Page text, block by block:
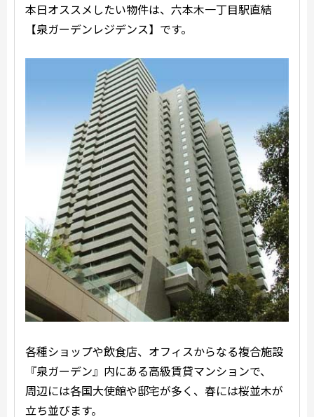
本日オススメしたい物件は、六本木一丁目駅直結
【泉ガーデンレジデンス】です。
各種ショップや飲食店、オフィスからなる複合施設
『泉ガーデン』内にある高級賃貸マンションで、
周辺には各国大使館や邸宅が多く、春には桜並木が
立ち並びます。